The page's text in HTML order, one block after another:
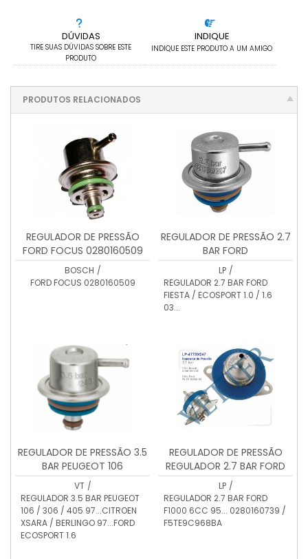
DÚVIDAS
TIRE SUAS DÚVIDAS SOBRE ESTE
PRODUTO
INDIQUE
INDIQUE ESTE PRODUTO A UM AMIGO
PRODUTOS RELACIONADOS
REGULADOR DE PRESSÃO
FORD FOCUS 0280160509
BOSCH /
FORD FOCUS 0280160509
REGULADOR DE PRESSÃO 2.7
BAR FORD
FIESTA/LP47585267
LP /
REGULADOR 2.7 BAR FORD
FIESTA / ECOSPORT 1.0 / 1.6
03...
REGULADOR DE PRESSÃO 3.5
BAR PEUGEOT 106
VT /
REGULADOR 3.5 BAR PEUGEOT
106 / 306 / 405 97...CITROEN
XSARA / BERLINGO 97...FORD
ECOSPORT 1.6
REGULADOR DE PRESSÃO
REGULADOR 2.7 BAR FORD
F1000 6CC 95... 0280160739
/ F5TE9C968BA
LP /
REGULADOR 2.7 BAR FORD
F1000 6CC 95... 0280160739 /
F5TE9C968BA